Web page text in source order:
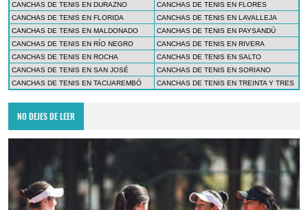
CANCHAS DE TENIS EN DURAZNO
CANCHAS DE TENIS EN FLORES
CANCHAS DE TENIS EN FLORIDA
CANCHAS DE TENIS EN LAVALLEJA
CANCHAS DE TENIS EN MALDONADO
CANCHAS DE TENIS EN PAYSANDÚ
CANCHAS DE TENIS EN RÍO NEGRO
CANCHAS DE TENIS EN RIVERA
CANCHAS DE TENIS EN ROCHA
CANCHAS DE TENIS EN SALTO
CANCHAS DE TENIS EN SAN JOSÉ
CANCHAS DE TENIS EN SORIANO
CANCHAS DE TENIS EN TACUAREMBÓ
CANCHAS DE TENIS EN TREINTA Y TRES
NO DEJES DE LEER